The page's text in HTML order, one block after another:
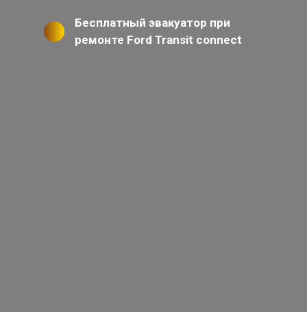
Бесплатный эвакуатор при
ремонте Ford Transit connect